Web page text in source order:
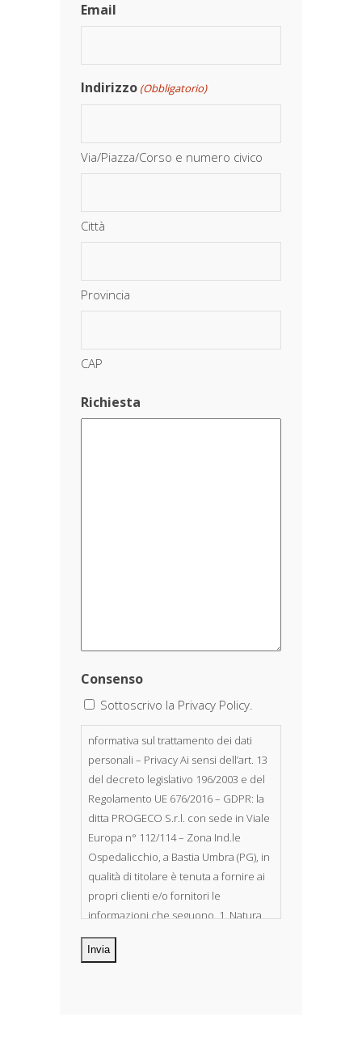
Email
Indirizzo (Obbligatorio)
Via/Piazza/Corso e numero civico
Città
Provincia
CAP
Richiesta
Consenso
Sottoscrivo la Privacy Policy.
nformativa sul trattamento dei dati
personali – Privacy Ai sensi dell’art. 13
del decreto legislativo 196/2003 e del
Regolamento UE 676/2016 – GDPR: la
ditta PROGECO S.r.l. con sede in Viale
Europa n° 112/114 – Zona Ind.le
Ospedalicchio, a Bastia Umbra (PG), in
qualità di titolare è tenuta a fornire ai
propri clienti e/o fornitori le
informazioni che seguono. 1. Natura
dei dati personali Costituiscono
oggetto di trattamento i Suoi dati